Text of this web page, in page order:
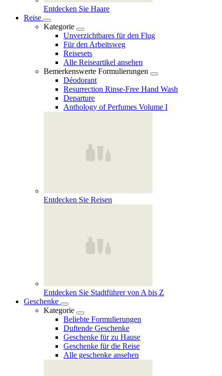
Entdecken Sie Haare
Reise
Kategorie
Unverzichtbares für den Flug
Für den Arbeitsweg
Reisesets
Alle Reiseartikel ansehen
Bemerkenswerte Formulierungen
Déodorant
Resurrection Rinse‑Free Hand Wash
Departure
Anthology of Perfumes Volume I
Entdecken Sie Reisen
Entdecken Sie Stadtführer von A bis Z
Geschenke
Kategorie
Beliebte Formulierungen
Duftende Geschenke
Geschenke für zu Hause
Geschenke für die Reise
Alle geschenke ansehen